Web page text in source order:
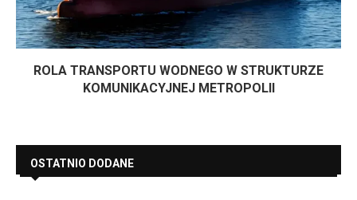
ROLA TRANSPORTU WODNEGO W STRUKTURZE
KOMUNIKACYJNEJ METROPOLII
OSTATNIO DODANE